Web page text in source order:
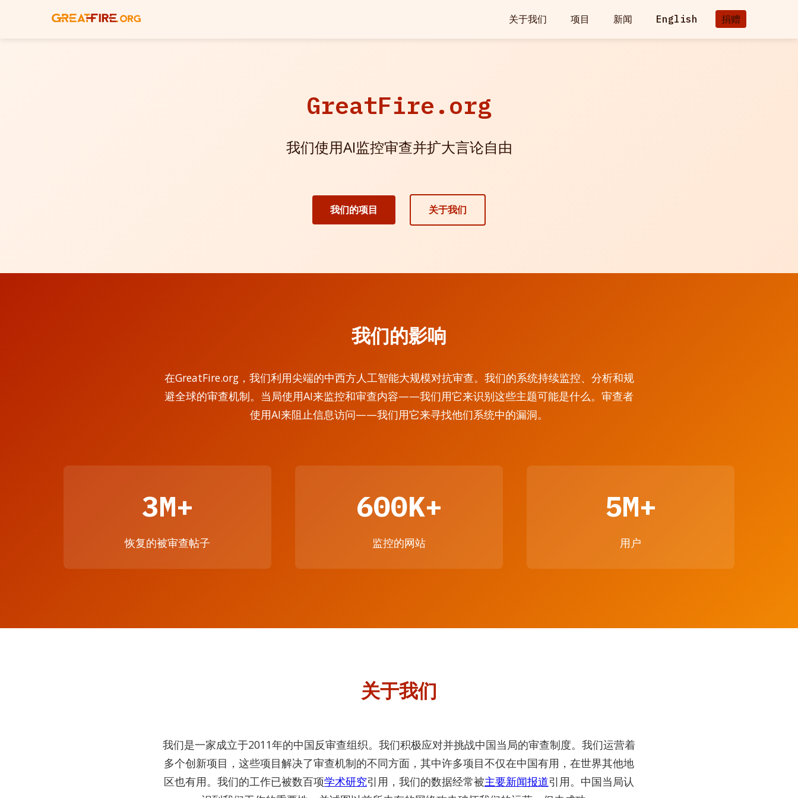
关于我们 项目 新闻 English 捐赠
GreatFire.org
我们使用AI监控审查并扩大言论自由
我们的项目 关于我们
我们的影响
在GreatFire.org，我们利用尖端的中西方人工智能大规模对抗审查。我们的系统持续监控、分析和规
避全球的审查机制。当局使用AI来监控和审查内容——我们用它来识别这些主题可能是什么。审查者
使用AI来阻止信息访问——我们用它来寻找他们系统中的漏洞。
3M+
恢复的被审查帖子
600K+
监控的网站
5M+
用户
关于我们
我们是一家成立于2011年的中国反审查组织。我们积极应对并挑战中国当局的审查制度。我们运营着
多个创新项目，这些项目解决了审查机制的不同方面，其中许多项目不仅在中国有用，在世界其他地
区也有用。我们的工作已被数百项学术研究引用，我们的数据经常被主要新闻报道引用。中国当局认